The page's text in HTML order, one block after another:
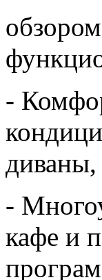
-
диваны,
-
кафе и